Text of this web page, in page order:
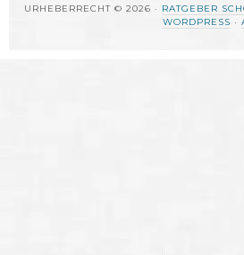
URHEBERRECHT © 2026 · RATGEBER
WORDPRESS ·